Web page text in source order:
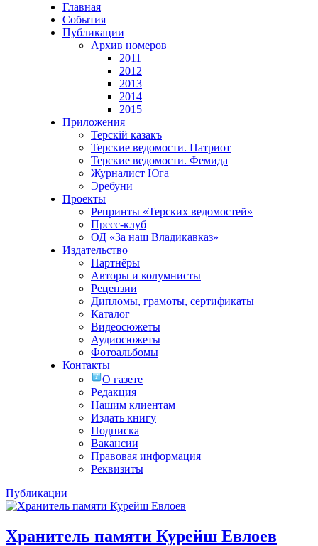
Главная
События
Публикации
Архив номеров
2011
2012
2013
2014
2015
Приложения
Терскiй казакъ
Терские ведомости. Патриот
Терские ведомости. Фемида
Журналист Юга
Эребуни
Проекты
Репринты «Терских ведомостей»
Пресс-клуб
ОД «За наш Владикавказ»
Издательство
Партнёры
Авторы и колумнисты
Рецензии
Дипломы, грамоты, сертификаты
Каталог
Видеосюжеты
Аудиосюжеты
Фотоальбомы
Контакты
О газете
Редакция
Нашим клиентам
Издать книгу
Подписка
Вакансии
Правовая информация
Реквизиты
Публикации
Хранитель памяти Курейш Евлоев